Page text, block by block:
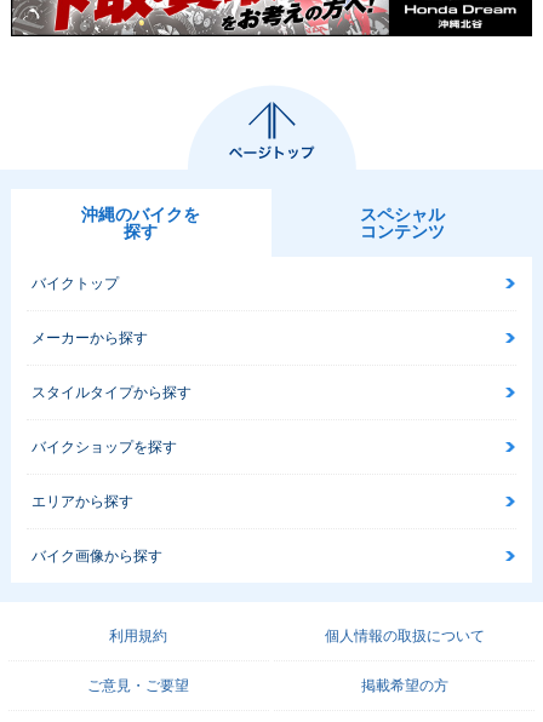
沖縄のバイクを
探す
スペシャル
コンテンツ
バイクトップ
メーカーから探す
スタイルタイプから探す
バイクショップを探す
エリアから探す
バイク画像から探す
利用規約 個人情報の取扱について
ご意見・ご要望 掲載希望の方